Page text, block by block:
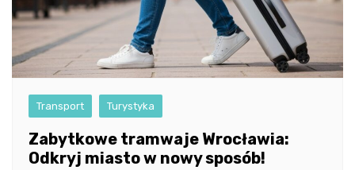
Transport Turystyka
Zabytkowe tramwaje Wrocławia:
Odkryj miasto w nowy sposób!